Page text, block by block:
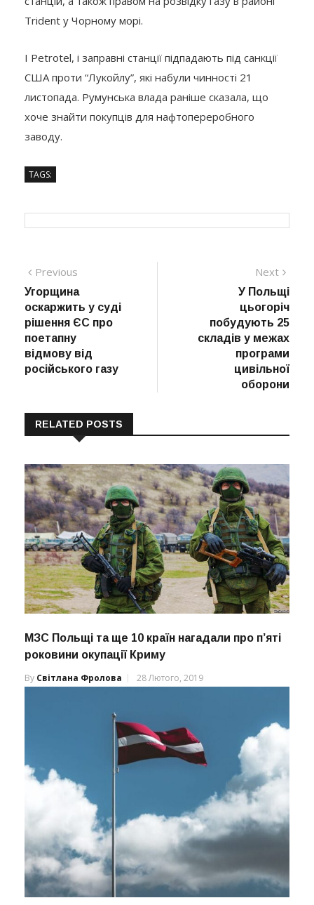
Trident у Чорному морі.
І Petrotel, і заправні станції підпадають під санкції
США проти “Лукойлу”, які набули чинності 21
листопада. Румунська влада раніше сказала, що
хоче знайти покупців для нафтопереробного
заводу.
TAGS:
Навігація
записів
Previous
post:
Угорщина
оскаржить у суді
рішення ЄС про
поетапну
відмову від
російського газу
Next
post:
У Польщі
цьогоріч
побудують 25
складів у межах
програми
цивільної
оборони
RELATED POSTS
МЗС Польщі та ще 10 країн нагадали про п’яті
роковини окупації Криму
By Світлана Фролова 28 Лютого, 2019